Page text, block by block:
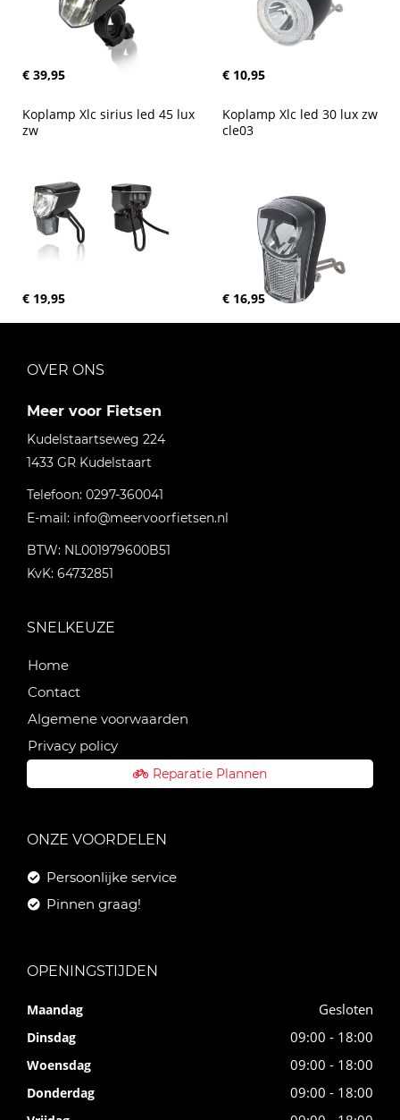
€ 39,95 € 10,95
Koplamp Xlc sirius led 45 lux
zw
€ 19,95
Koplamp Xlc led 30 lux zw
cle03
€ 16,95
OVER ONS
Meer voor Fietsen
Kudelstaartseweg 224
1433 GR Kudelstaart
Telefoon: 0297-360041
E-mail: info@meervoorfietsen.nl
BTW: NL001979600B51
KvK: 64732851
SNELKEUZE
Home
Contact
Algemene voorwaarden
Privacy policy
Reparatie Plannen
ONZE VOORDELEN
Persoonlijke service
Pinnen graag!
OPENINGSTIJDEN
Maandag Gesloten
Dinsdag 09:00 - 18:00
Woensdag 09:00 - 18:00
Donderdag 09:00 - 18:00